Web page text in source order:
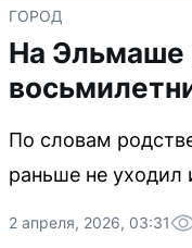
ГОРОД
На Эльмаше
По словам
раньше не уходил
2 апреля, 2026, 03:31